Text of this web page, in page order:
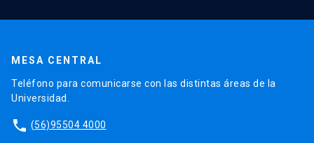
MESA CENTRAL
Teléfono para comunicarse con las distintas áreas de la
Universidad.
phone (56)95504 4000